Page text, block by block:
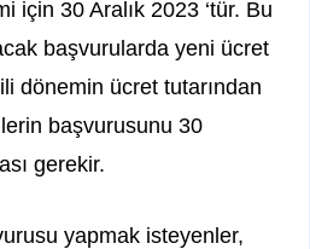
için 30 Aralık 2023 ‘tür. Bu
başvurularda yeni ücret
dönemin ücret tutarından
başvurusunu 30
gerekir.
yapmak isteyenler,